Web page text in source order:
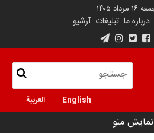
مرداد ۱۴۰۵
درباره ما تبلیغات آرشیو
English العربية
نمایش منو